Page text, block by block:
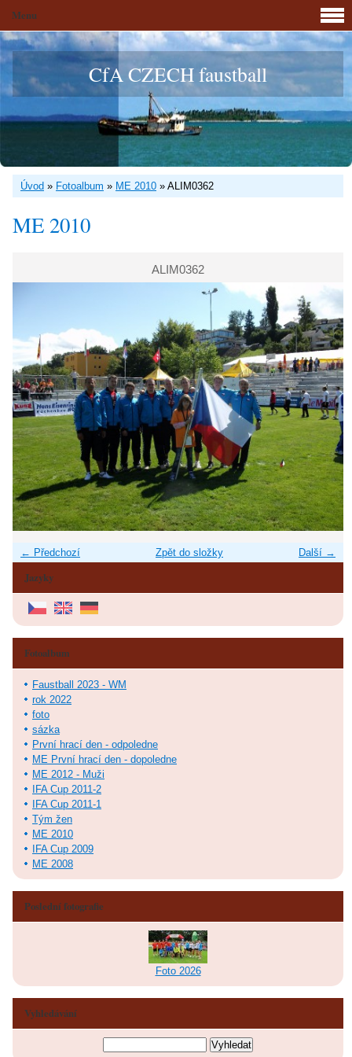
CfA CZECH faustball
Úvod » Fotoalbum » ME 2010 » ALIM0362
ME 2010
ALIM0362
← Předchozí Další →
Zpět do složky
Jazyky
Menu
Fotoalbum
Faustball 2023 - WM
rok 2022
foto
sázka
První hrací den - odpoledne
ME První hrací den - dopoledne
ME 2012 - Muži
IFA Cup 2011-2
IFA Cup 2011-1
Tým žen
ME 2010
IFA Cup 2009
ME 2008
Poslední fotografie
Foto 2026
Vyhledávání